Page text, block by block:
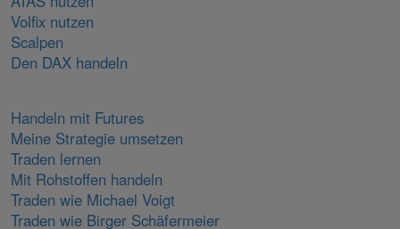
Volfix nutzen
Scalpen
Den DAX handeln
Handeln mit Futures
Meine Strategie umsetzen
Traden lernen
Mit Rohstoffen handeln
Traden wie Michael Voigt
Traden wie Birger Schäfermeier